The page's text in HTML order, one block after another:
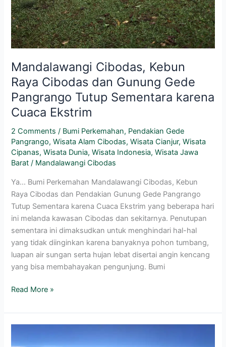
Mandalawangi Cibodas, Kebun
Raya Cibodas dan Gunung Gede
Pangrango Tutup Sementara karena
Cuaca Ekstrim
2 Comments / Bumi Perkemahan, Pendakian Gede
Pangrango,Wisata Alam Cibodas,Wisata Cianjur,Wisata
Cipanas,Wisata Dunia,Wisata Indonesia,Wisata Jawa
Barat / Mandalawangi Cibodas
Ya… Bumi Perkemahan Mandalawangi Cibodas, Kebun
Raya Cibodas dan Pendakian Gunung Gede Pangrango
Tutup Sementara karena Cuaca Ekstrim yang beberapa hari
ini melanda kawasan Cibodas dan sekitarnya. Penutupan
sementara ini dimaksudkan untuk menghindari hal-hal
yang tidak diinginkan karena banyaknya pohon tumbang,
luapan air sungan serta hujan lebat disertai angin kencang
yang bisa membahayakan pengunjung. Bumi
Read More »
Guide